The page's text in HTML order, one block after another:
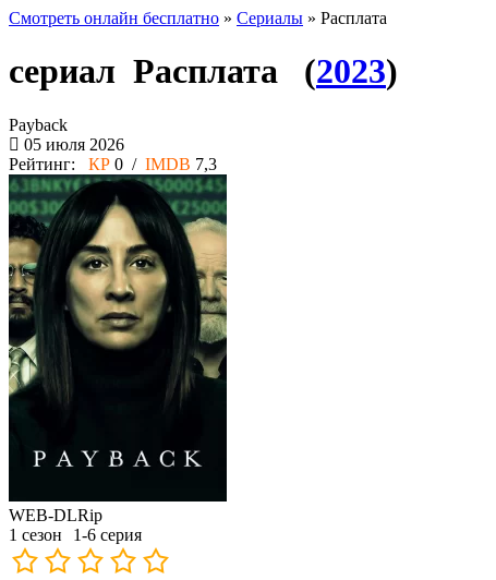
Смотреть онлайн бесплатно » Сериалы » Расплата
сериал Расплата (2023)
Payback
05 июля 2026
Рейтинг: КР 0 / IMDB 7,3
WEB-DLRip
1 сезон
1-6 серия